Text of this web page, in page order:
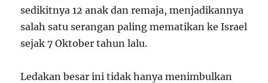
sedikitnya 12 anak dan remaja, menjadikannya
salah satu serangan paling mematikan ke Israel
sejak 7 Oktober tahun lalu.
Ledakan besar ini tidak hanya menimbulkan